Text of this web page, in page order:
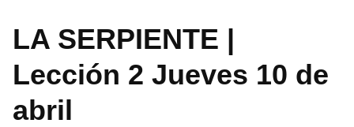
LA SERPIENTE |
Lección 2 Jueves 10 de
abril